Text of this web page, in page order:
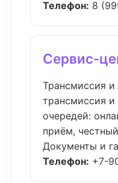
Телефон: 8
Сервис-
Трансмиссия
трансмиссия и
очередей:
приём, честный
Документы и
Телефон: +7-